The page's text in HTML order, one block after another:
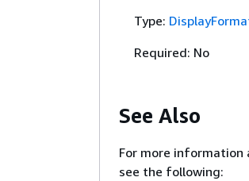
Type:
Required: No
See Also
For more information
see the following: